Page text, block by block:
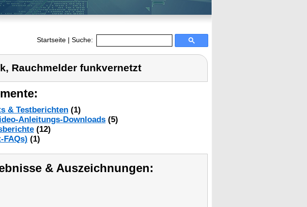
Startseite | Suche:
Rauchmelder funkvernetzt
& Testberichten (1)
Anleitungs-Downloads (5)
(12)
FAQs) (1)
& Auszeichnungen: